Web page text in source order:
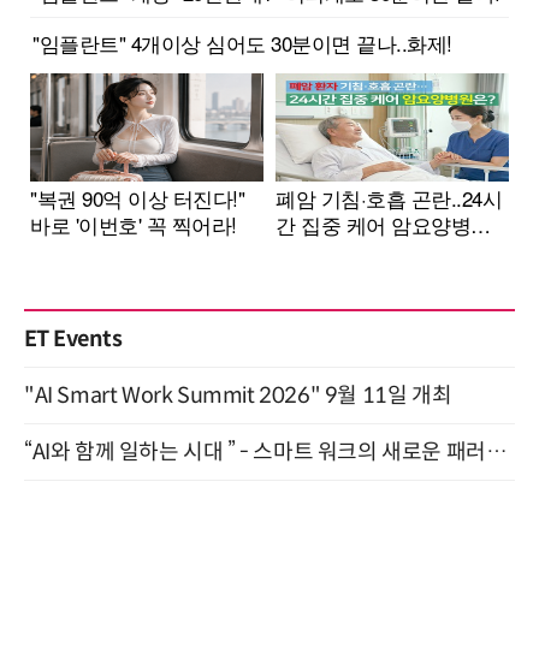
ET Events
"AI Smart Work Summit 2026" 9월 11일 개최
“AI와 함께 일하는 시대 ” - 스마트 워크의 새로운 패러다임 (9/11)